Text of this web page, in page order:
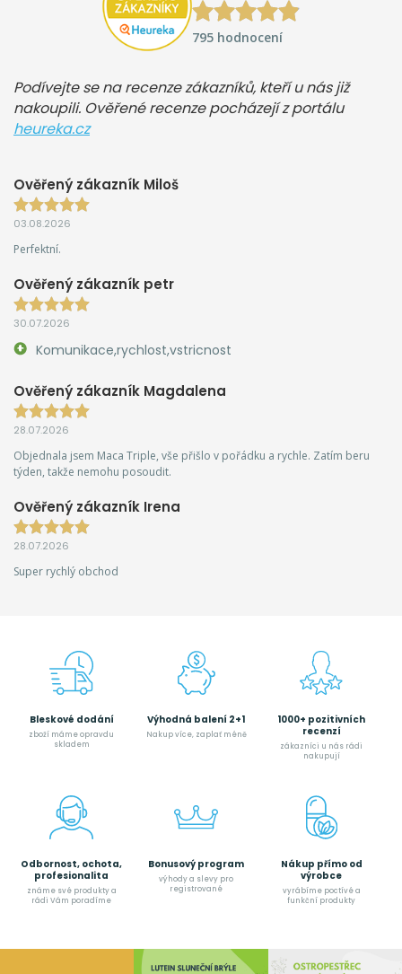
795 hodnocení
Podívejte se na recenze zákazníků, kteří u nás již
nakoupili. Ověřené recenze pocházejí z portálu
heureka.cz
Ověřený zákazník Miloš
03.08.2026
Perfektní.
Ověřený zákazník petr
30.07.2026
Komunikace,rychlost,vstricnost
Ověřený zákazník Magdalena
28.07.2026
Objednala jsem Maca Triple, vše přišlo v pořádku a rychle. Zatím beru
týden, takže nemohu posoudit.
Ověřený zákazník Irena
28.07.2026
Super rychlý obchod
Bleskové dodání
zboží máme opravdu
skladem
Výhodná balení 2+1
Nakup více, zaplať méně
1000+ pozitivních
recenzí
zákazníci u nás rádi
nakupují
Odbornost, ochota,
profesionalita
známe své produkty a
rádi Vám poradíme
Bonusový program
výhody a slevy pro
registrované
Nákup přímo od
výrobce
vyrábíme poctívé a
funkční produkty